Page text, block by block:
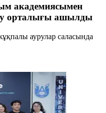
академиясымен
орталығы ашылды
аурулар саласында